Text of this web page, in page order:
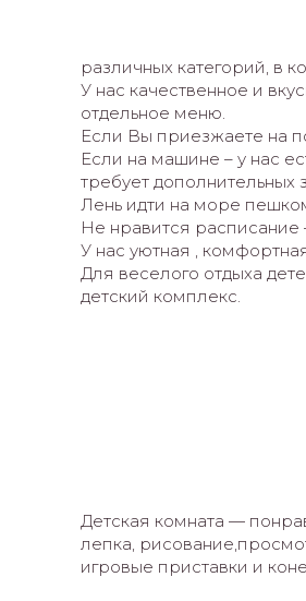
различных категорий, в
У нас качественное и
отдельное меню.
Если Вы приезжаете на
Если на машине – у нас
требует дополнительных
Лень идти на море
Не нравится
У нас уютная ,
Для веселого отдыха
детский комплекс.
Детская комната —
лепка,
игровые приставки и